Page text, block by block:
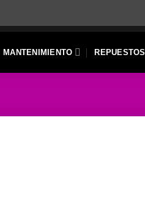
MANTENIMIENTO REPUESTOS